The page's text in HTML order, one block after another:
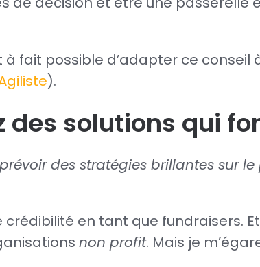
fait possible d’adapter ce
).
des solutions qui
des stratégies brillantes sur
crédibilité en tant que fundraisers.
non profit. Mais je